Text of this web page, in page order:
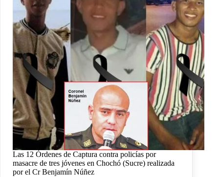
Las 12 Órdenes de Captura contra policías por
masacre de tres jóvenes en Chochó (Sucre) realizada
por el Cr Benjamín Núñez